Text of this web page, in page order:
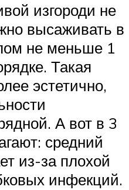
изгороди не
высаживать в
не меньше 1
Такая
эстетично,
А вот в 3
средний
из-за плохой
инфекций.